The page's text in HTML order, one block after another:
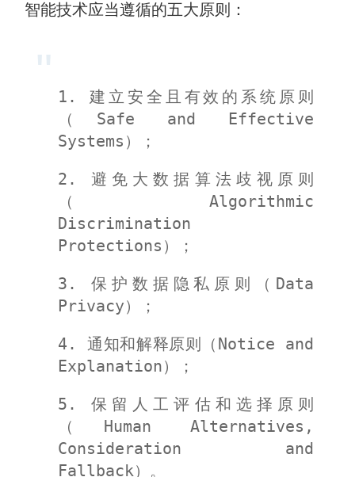
智能技术应当遵循的五大原则：
1. 建立安全且有效的系统原则
（Safe and Effective
Systems）；
2. 避免大数据算法歧视原则
（Algorithmic
Discrimination
Protections）；
3. 保护数据隐私原则（Data
Privacy）；
4. 通知和解释原则（Notice and
Explanation）；
5. 保留人工评估和选择原则
（Human Alternatives,
Consideration and
Fallback）。